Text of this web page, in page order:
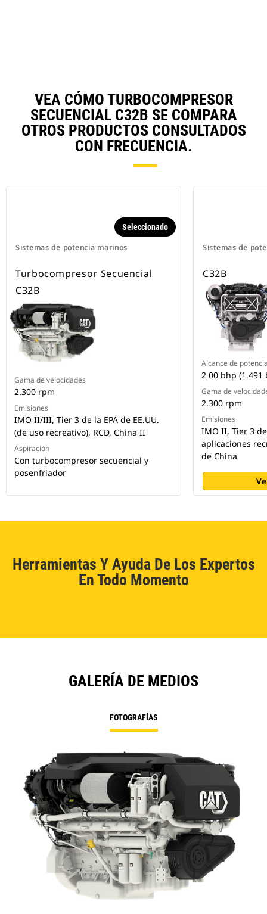
VEA CÓMO TURBOCOMPRESOR
SECUENCIAL C32B SE COMPARA
OTROS PRODUCTOS CONSULTADOS
CON FRECUENCIA.
Sistemas de potencia marinos
Seleccionado
Turbocompresor Secuencial
C32B
Gama de velocidades
2.300 rpm
Emisiones
IMO II/III, Tier 3 de la EPA de EE.UU.
(de uso recreativo), RCD, China II
Aspiración
Con turbocompresor secuencial y
posenfriador
Sistemas de
C32B
Alcance de
2 00 bhp (1.491
Gama de
2.300 rpm
Emisiones
IMO II, Tier 3 de
aplicaciones
de China
Herramientas Y Ayuda De Los Expertos
En Todo Momento
GALERÍA DE MEDIOS
FOTOGRAFÍAS